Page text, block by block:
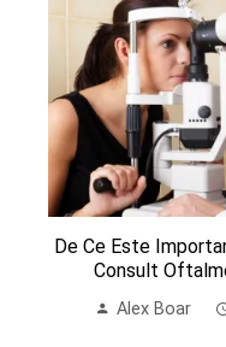
De Ce Este
Consult
Alex Boar